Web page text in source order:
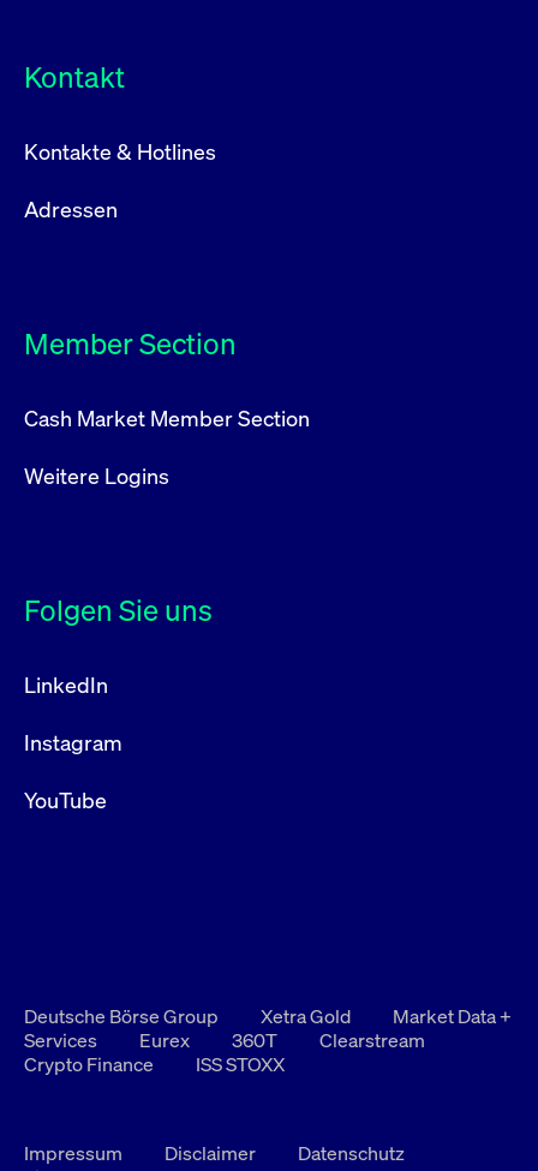
Kontakt
Kontakte & Hotlines
Adressen
Member Section
Cash Market Member Section
Weitere Logins
Folgen Sie uns
LinkedIn
Instagram
YouTube
Deutsche Börse Group Xetra Gold
Market Data +
Services
Eurex 360T
Clearstream
Crypto Finance
ISS STOXX
Impressum Disclaimer
Datenschutz